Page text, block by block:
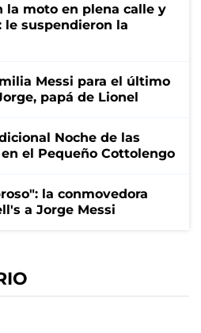
la moto en plena calle y
le suspendieron la
Messi para el último
papá de Lionel
Noche de las
el Pequeño Cottolengo
la conmovedora
a Jorge Messi